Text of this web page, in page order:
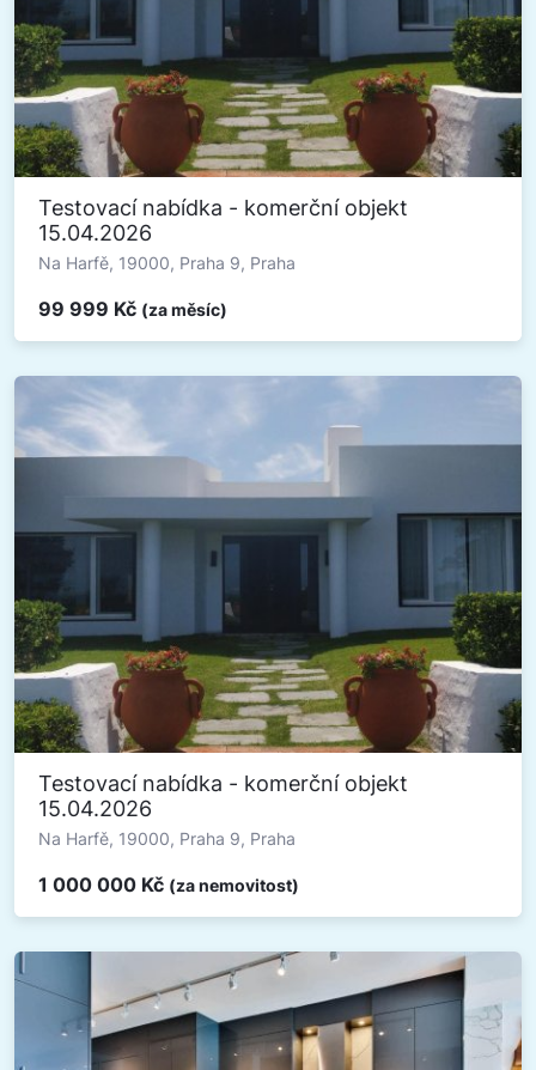
Testovací nabídka - komerční objekt
15.04.2026
Na Harfě, 19000, Praha 9, Praha
99 999 Kč (za měsíc)
Testovací nabídka - komerční objekt
15.04.2026
Na Harfě, 19000, Praha 9, Praha
1 000 000 Kč (za nemovitost)